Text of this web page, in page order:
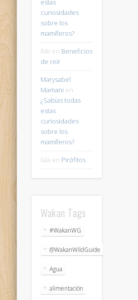
estas
curiosidades
sobre los
mamíferos?
Riki en Beneficios
de reir
Marysabel
Mamani en
¿Sabías todas
estas
curiosidades
sobre los
mamíferos?
lala en Pirófitos
Wakan Tags
#WakanWG
@WakanWildGuide
Agua
alimentación